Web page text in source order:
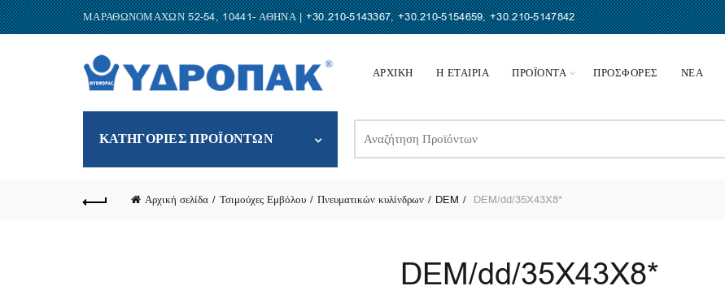
ΜΑΡΑΘΩΝΟΜΑΧΩΝ 52-54, 10441- ΑΘΗΝΑ |+30.210-5143367,+30.210-5154659,+30.210-5147842
ΑΡΧΙΚΗ Η ΕΤΑΙΡΙΑ ΠΡΟΪΟΝΤΑ ΠΡΟΣΦΟΡΕΣ ΝΕΑ
ΚΑΤΗΓΟΡΙΕΣ ΠΡΟΪΟΝΤΩΝ
for:
Αρχική σελίδα Τσιμούχες Εμβόλου Πνευματικών κυλίνδρων DEM DEM/dd/35X43X8*
DEM/dd/35X43X8*